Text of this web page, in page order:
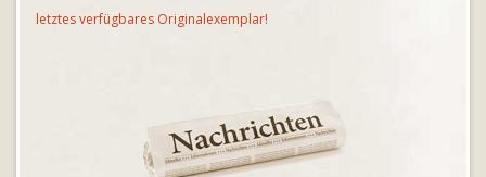
letztes verfügbares Originalexemplar!